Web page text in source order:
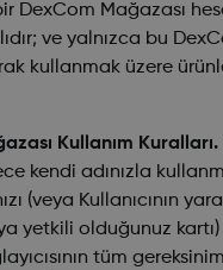
DexCom Mağazası
ve yalnızca bu
kullanmak üzere
Kullanım Kuralları.
kendi adınızla
(veya Kullanıcının
yetkili olduğunuz kartı)
tüm